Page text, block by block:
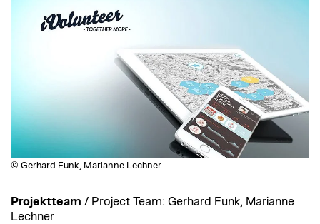
© Gerhard Funk, Marianne Lechner
Projektteam / Project Team: Gerhard Funk, Marianne
Lechner